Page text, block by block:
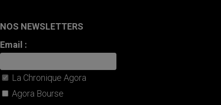
NOS NEWSLETTERS
Email :
La Chronique Agora
Agora Bourse